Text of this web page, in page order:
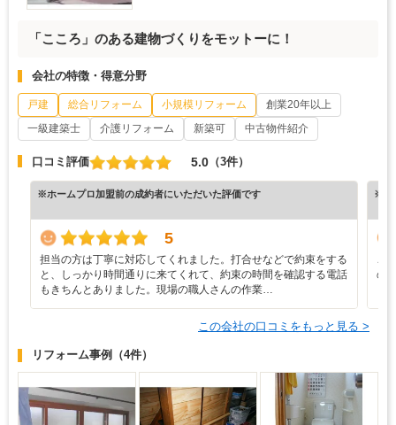
「こころ」のある建物づくりをモットーに！
会社の特徴・得意分野
戸建 総合リフォーム 小規模リフォーム
創業20年以上
一級建築士
介護リフォーム 新築可 中古物件紹介
口コミ評価 5.0 （3件）
※ホームプロ加盟前の成約者にいただいた評価です
5
担当の方は丁寧に対応してくれました。打合せなどで約束をする
と、しっかり時間通りに来てくれて、約束の時間を確認する電話
もきちんとありました。現場の職人さんの作業…
※ホ
こ
の
この会社の口コミをもっと見る >
リフォーム事例 （4件）